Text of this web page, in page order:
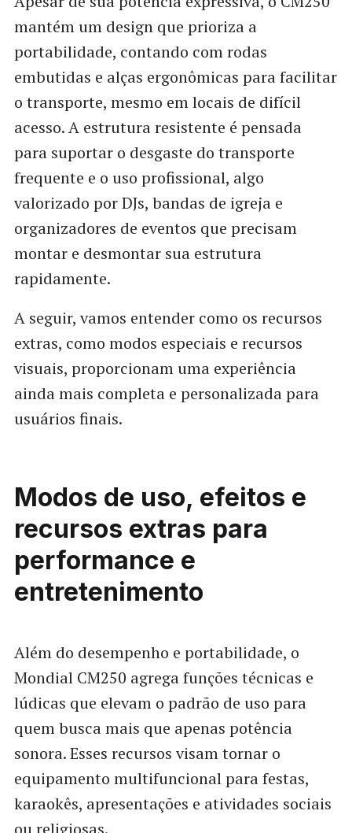
mantém um design que prioriza a
portabilidade, contando com rodas
embutidas e alças ergonômicas para facilitar
o transporte, mesmo em locais de difícil
acesso. A estrutura resistente é pensada
para suportar o desgaste do transporte
frequente e o uso profissional, algo
valorizado por DJs, bandas de igreja e
organizadores de eventos que precisam
montar e desmontar sua estrutura
rapidamente.
A seguir, vamos entender como os recursos
extras, como modos especiais e recursos
visuais, proporcionam uma experiência
ainda mais completa e personalizada para
usuários finais.
Modos de uso, efeitos e
recursos extras para
performance e
entretenimento
Além do desempenho e portabilidade, o
Mondial CM250 agrega funções técnicas e
lúdicas que elevam o padrão de uso para
quem busca mais que apenas potência
sonora. Esses recursos visam tornar o
equipamento multifuncional para festas,
karaokês, apresentações e atividades sociais
ou religiosas.